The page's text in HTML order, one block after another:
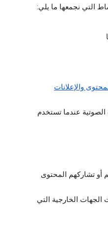
التي نجمعها ما يلي:
والإعلانات
عندما تستخدم
أو تشاركهم المحتوى
الخارجية التي